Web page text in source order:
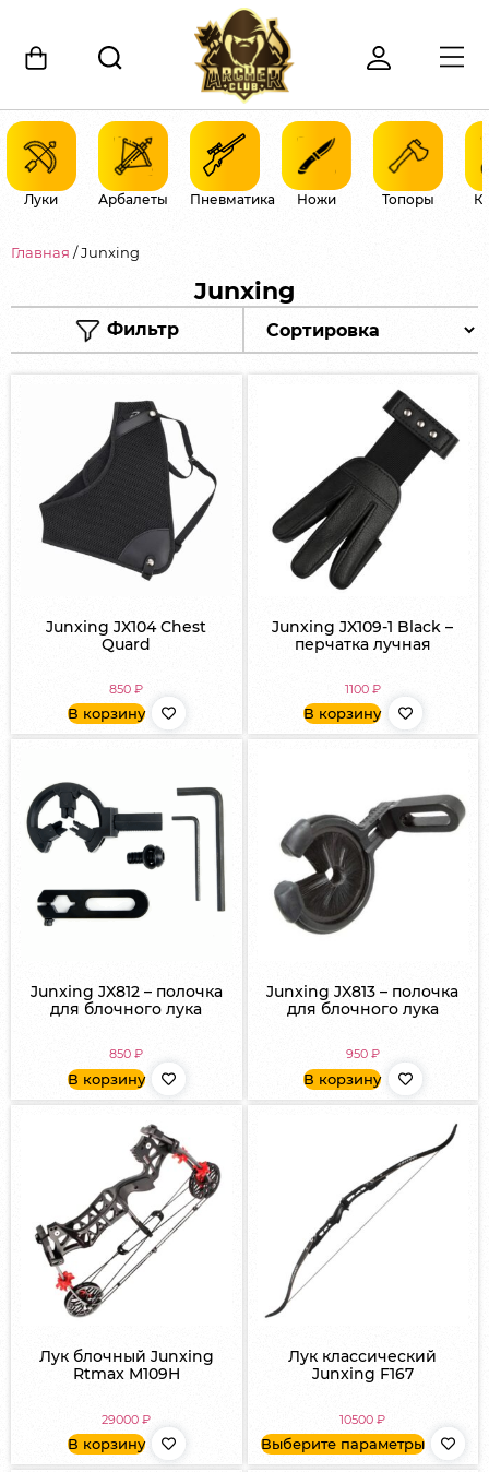
Луки Арбалеты Пневматика Ножи Топоры
Главная / Junxing
Junxing
Фильтр
Junxing JX104 Chest
Quard
850₽
В корзину
Junxing JX109-1 Black –
перчатка лучная
1100 ₽
В корзину
Junxing JX812 – полочка
для блочного лука
850₽
В корзину
Junxing JX813 – полочка
для блочного лука
950 ₽
В корзину
Лук блочный Junxing
Rtmax M109H
29000₽
В корзину
Лук классический
Junxing F167
10500₽
Выберите параметры